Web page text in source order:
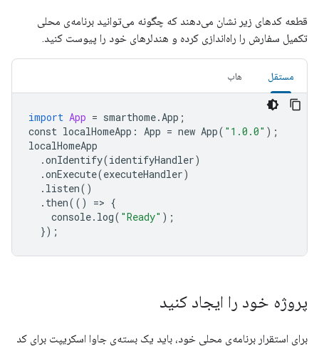
قطعه کدهای زیر نشان می‌دهند که چگونه می‌توانید برنامه‌ی محلی
تکمیل سفارش را راه‌اندازی کرده و هندلرهای خود را پیوست کنید.
مستقل هاب
import App = smarthome.App ;
const localHomeApp : App = new App( "1.0.0" );
localHomeApp
.onIdentify(identifyHandler)
.onExecute(executeHandler)
. listen()
. then(() => {
console. log( "Ready" );
});
پروژه خود را ایجاد کنید
برای استقرار برنامه‌ی محلی خود، باید یک بسته‌ی جاوا اسکریپت برای کد